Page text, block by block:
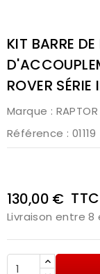
KIT BARRE
ROVER SÉRIE
Marque :
Référence : 01119
130,00 € TTC
Livraison entre 8